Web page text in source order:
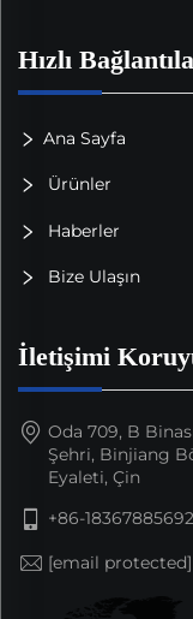
Hızlı
Ana Sayfa
Ürünler
Haberler
Bize Ulaşın
İletişimi
Oda 709, B
Şehri, Binjiang
Eyaleti, Çin
+86-18367885692
[email protected]